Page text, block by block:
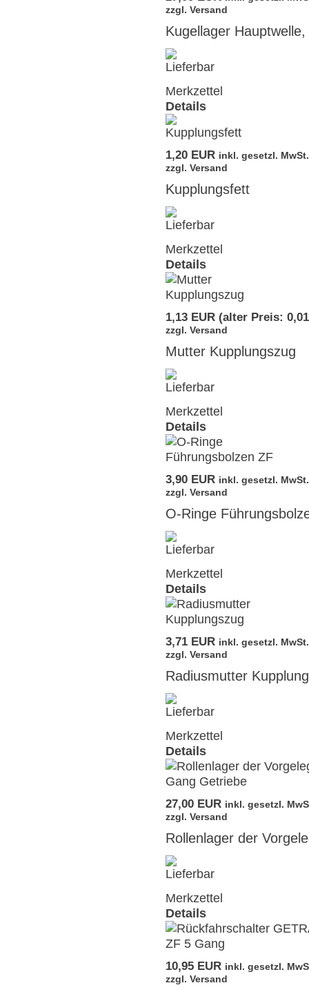
zzgl. Versand
Kugellager
Merkzettel
Details
1,20 EUR inkl. gesetzl. MwSt.
zzgl. Versand
Kupplungsfett
Merkzettel
Details
1,13 EUR (alter Preis:
zzgl. Versand
Mutter Kupplungszug
Merkzettel
Details
3,90 EUR inkl. gesetzl. MwSt.
zzgl. Versand
O-Ringe
Merkzettel
Details
3,71 EUR inkl. gesetzl. MwSt.
zzgl. Versand
Radiusmutter
Merkzettel
Details
27,00 EUR inkl. gesetzl.
zzgl. Versand
Rollenlager der
Merkzettel
Details
10,95 EUR inkl. gesetzl.
zzgl. Versand